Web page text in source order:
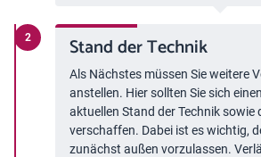
Stand der Technik
Als Nächstes müssen Sie weitere
anstellen. Hier sollten Sie sich
aktuellen Stand der Technik sowie
verschaffen. Dabei ist es wichtig,
zunächst außen vorzulassen.